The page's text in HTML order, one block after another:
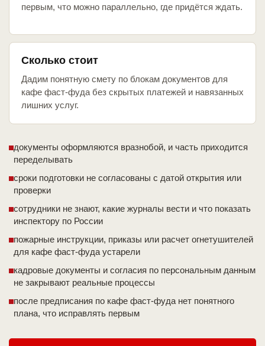
первым, что можно параллельно, где придётся ждать.
Сколько стоит
Дадим понятную смету по блокам документов для
кафе фаст-фуда без скрытых платежей и навязанных
лишних услуг.
документы оформляются вразнобой, и часть приходится
переделывать
сроки подготовки не согласованы с датой открытия или
проверки
сотрудники не знают, какие журналы вести и что показать
инспектору по России
пожарные инструкции, приказы или расчет огнетушителей
для кафе фаст-фуда устарели
кадровые документы и согласия по персональным данным
не закрывают реальные процессы
после предписания по кафе фаст-фуда нет понятного
плана, что исправлять первым